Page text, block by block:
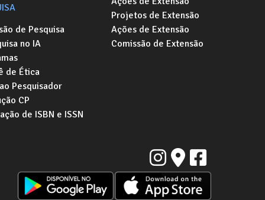
de Pesquisa
no IA
de Ética
Pesquisador
CP
de ISBN e ISSN
Projetos de Extensão
Ações de Extensão
Comissão de Extensão